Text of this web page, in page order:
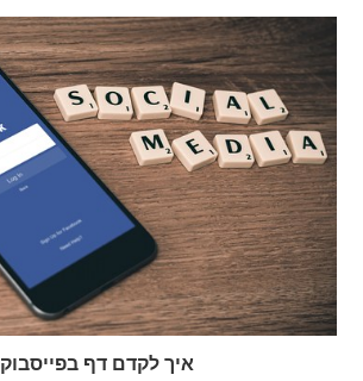
איך לקדם דף בפייסבוק